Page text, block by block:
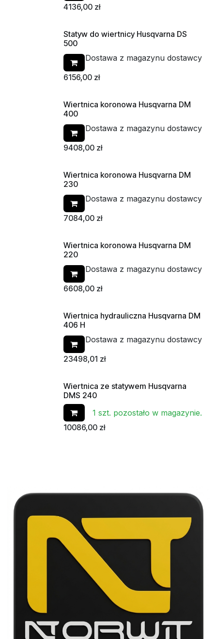
4136,00 zł
Statyw do wiertnicy Husqvarna DS
500
Dostawa z magazynu dostawcy
6156,00 zł
Wiertnica koronowa Husqvarna DM
400
Dostawa z magazynu dostawcy
9408,00 zł
Wiertnica koronowa Husqvarna DM
230
Dostawa z magazynu dostawcy
7084,00 zł
Wiertnica koronowa Husqvarna DM
220
Dostawa z magazynu dostawcy
6608,00 zł
Wiertnica hydrauliczna Husqvarna DM
406 H
Dostawa z magazynu dostawcy
23498,01 zł
Wiertnica ze statywem Husqvarna
DMS 240
1 szt. pozostało w magazynie.
10086,00 zł